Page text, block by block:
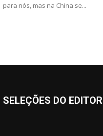
para nós, mas na China se...
SELEÇÕES DO EDITOR